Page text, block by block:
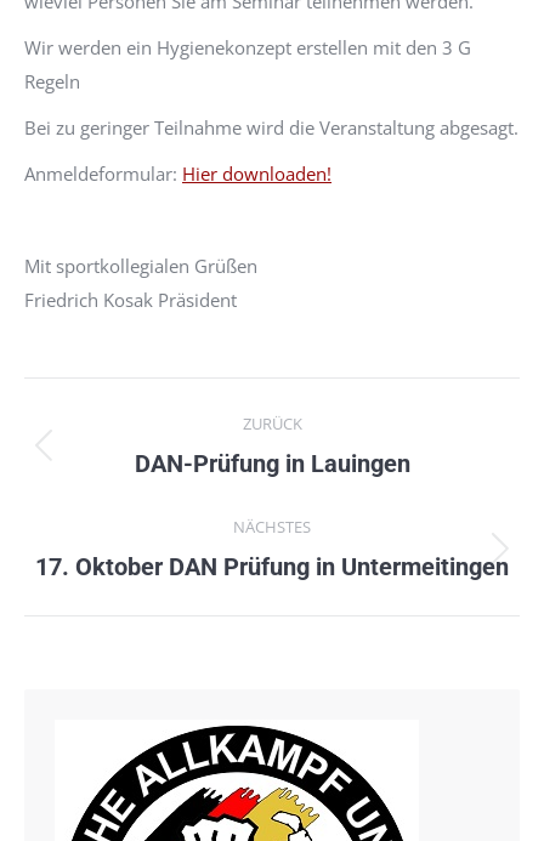
Wir werden ein Hygienekonzept erstellen mit den 3 G
Regeln
Bei zu geringer Teilnahme wird die Veranstaltung abgesagt.
Anmeldeformular: Hier downloaden!
Mit sportkollegialen Grüßen
Friedrich Kosak Präsident
ZURÜCK
Vorheriger
DAN-Prüfung in Lauingen
NÄCHSTES
Nächster
17. Oktober DAN Prüfung in Untermeitingen